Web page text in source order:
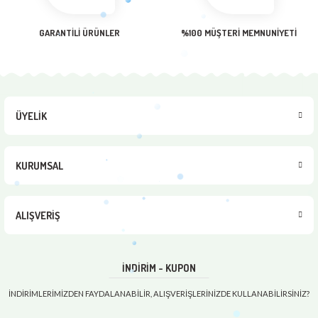
GARANTİLİ ÜRÜNLER %100 MÜŞTERİ MEMNUNİYETİ
ÜYELİK
KURUMSAL
ALIŞVERİŞ
İNDİRİM - KUPON
İNDİRİMLERİMİZDEN FAYDALANABİLİR, ALIŞVERİŞLERİNİZDE KULLANABİLİRSİNİZ?